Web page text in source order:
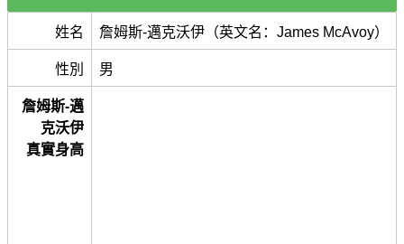
姓名 詹姆斯-邁克沃伊（英文名：James McAvoy）
性別 男
詹姆斯-邁
克沃伊
真實身高